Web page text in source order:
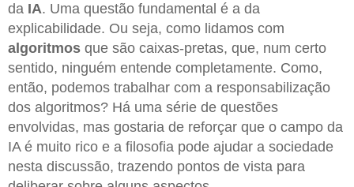
da IA. Uma questão fundamental é a da
explicabilidade. Ou seja, como lidamos com
algoritmos que são caixas-pretas, que, num certo
sentido, ninguém entende completamente. Como,
então, podemos trabalhar com a responsabilização
dos algoritmos? Há uma série de questões
envolvidas, mas gostaria de reforçar que o campo da
IA é muito rico e a filosofia pode ajudar a sociedade
nesta discussão, trazendo pontos de vista para